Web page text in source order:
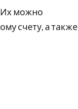
Их можно
счету, а также